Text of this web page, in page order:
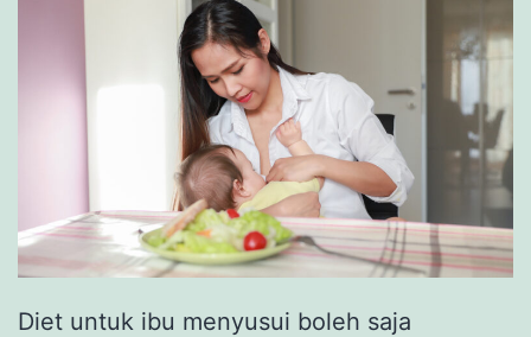
Diet untuk ibu menyusui boleh saja